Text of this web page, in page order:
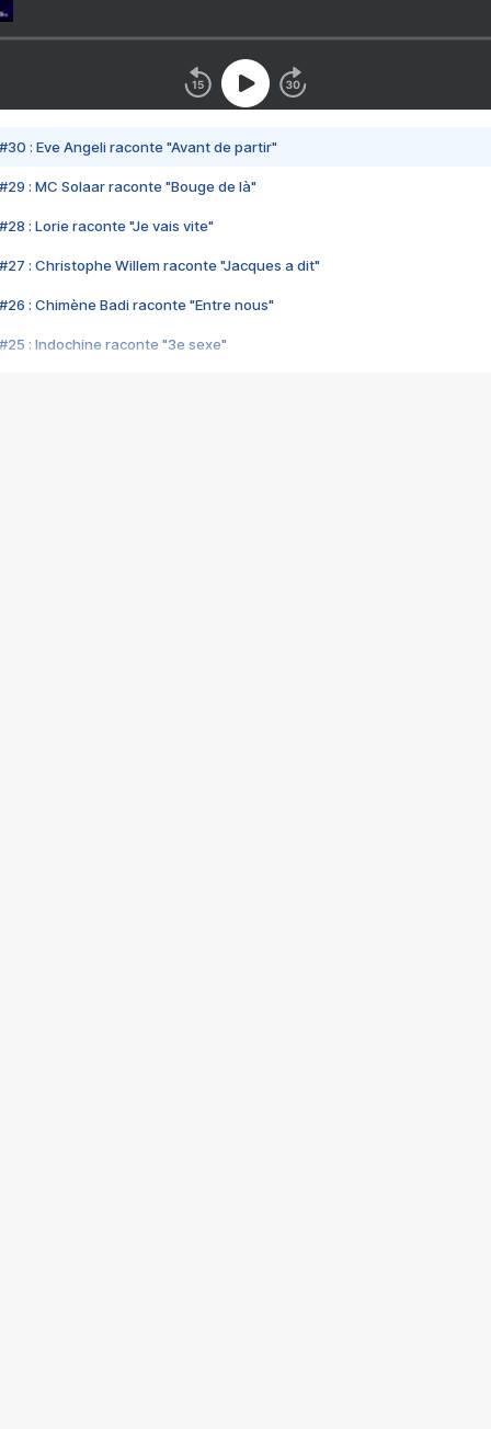
#30 : Eve Angeli raconte "Avant de partir"
#29 : MC Solaar raconte "Bouge de là"
#28 : Lorie raconte "Je vais vite"
#27 : Christophe Willem raconte "Jacques a dit"
#26 : Chimène Badi raconte "Entre nous"
#25 : Indochine raconte "3e sexe"